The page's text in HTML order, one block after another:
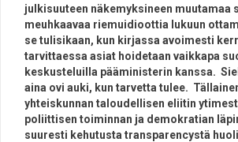
julkisuuteen näkemyksineen muutamaa
meuhkaavaa riemuidioottia lukuun
se tulisikaan, kun kirjassa avoimesti
tarvittaessa asiat hoidetaan vaikkapa
keskusteluilla pääministerin kanssa.
aina ovi auki, kun tarvetta tulee.
yhteiskunnan taloudellisen eliitin
poliittisen toiminnan ja demokratian
suuresti kehutusta transparencystä